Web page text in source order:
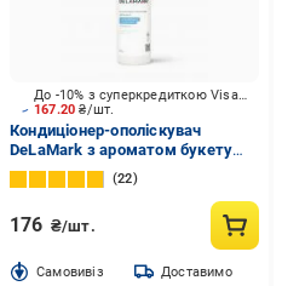
167.20₴/шт.
До -10% з суперкредиткою Visa Вигода
Кондиціонер-ополіскувач
DeLaMark з ароматом букету
польових квітів 0,75 л
22
176 ₴/шт.
Cамовивіз Доставимо